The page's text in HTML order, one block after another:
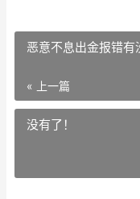
恶意不息出金报错有
« 上一篇
没有了！